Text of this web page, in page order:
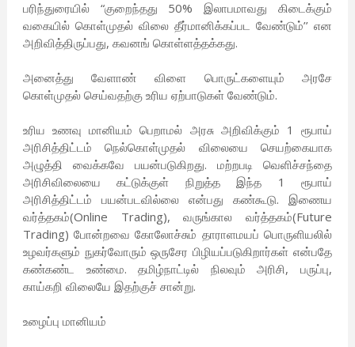
பரிந்துரையில் “குறைந்தது 50% இலாபமாவது கிடைக்கும்
வகையில் கொள்முதல் விலை தீர்மானிக்கப்பட வேண்டும்’’ என
அறிவித்திருப்பது, கவனங் கொள்ளத்தக்கது.
அனைத்து வேளாண் விளை பொருட்களையும் அரசே
கொள்முதல் செய்வதற்கு உரிய ஏற்பாடுகள் வேண்டும்.
உரிய உணவு மானியம் பெறாமல் அரசு அறிவிக்கும் 1 ரூபாய்
அரிசித்திட்டம் நெல்கொள்முதல் விலையை செயற்கையாக
அழுத்தி வைக்கவே பயன்படுகிறது. மற்றபடி வெளிச்சந்தை
அரிசிவிலையை கட்டுக்குள் நிறுத்த இந்த 1 ரூபாய்
அரிசித்திட்டம் பயன்படவில்லை என்பது கண்கூடு. இணைய
வர்த்தகம்(Online Trading), வருங்கால வர்த்தகம்(Future
Trading) போன்றவை கோலோச்சும் தாராளமயப் பொருளியலில்
உழவர்களும் நுகர்வோரும் ஒருசேர பிழியப்படுகிறார்கள் என்பதே
கண்கண்ட உண்மை. தமிழ்நாட்டில் நிலவும் அரிசி, பருப்பு,
காய்கறி விலையே இதற்குச் சான்று.
உழைப்பு மானியம்